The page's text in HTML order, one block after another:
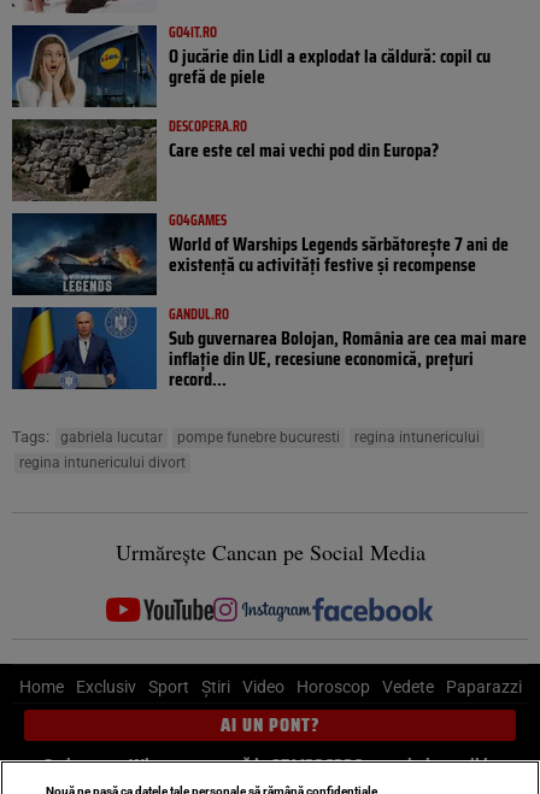
GO4IT.RO
O jucărie din Lidl a explodat la căldură: copil cu
grefă de piele
DESCOPERA.RO
Care este cel mai vechi pod din Europa?
GO4GAMES
World of Warships Legends sărbătorește 7 ani de
existență cu activități festive și recompense
GANDUL.RO
Sub guvernarea Bolojan, România are cea mai mare
inflație din UE, recesiune economică, prețuri
record...
Tags: gabriela lucutar pompe funebre bucuresti
regina intunericului
regina intunericului divort
Urmărește Cancan pe Social Media
Home Exclusiv Sport Știri Video Horoscop Vedete Paparazzi
AI UN PONT?
Scrie-ne pe Whatsapp, sună la 0741226226 sau trimite mail la
Nouă ne pasă ca datele tale personale să rămână confidențiale